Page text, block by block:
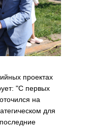
проектах
"С первых
на
для